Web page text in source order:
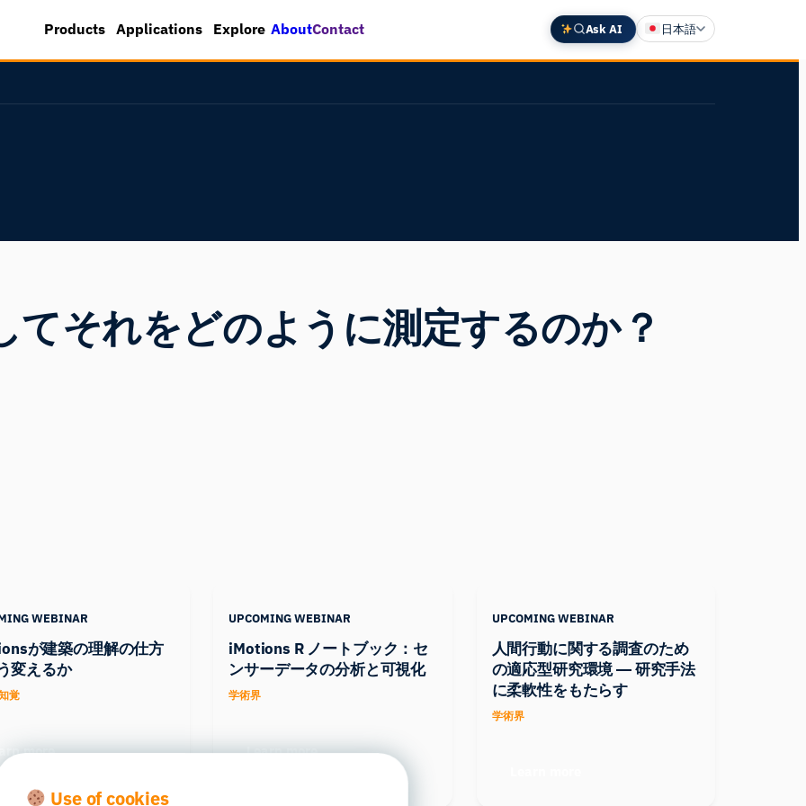
Products Applications Explore AboutContact Ask AI 日本語
English
てそれをどのように測定するのか？
WEBINAR
が建築の理解の仕方
変えるか
覚
more
UPCOMING WEBINAR
iMotions R ノートブック：セ
ンサーデータの分析と可視化
学術界
Learn more
UPCOMING WEBINAR
人間行動に関する調査のため
の適応型研究環境 ― 研究手法
に柔軟性をもたらす
学術界
Use of cookies